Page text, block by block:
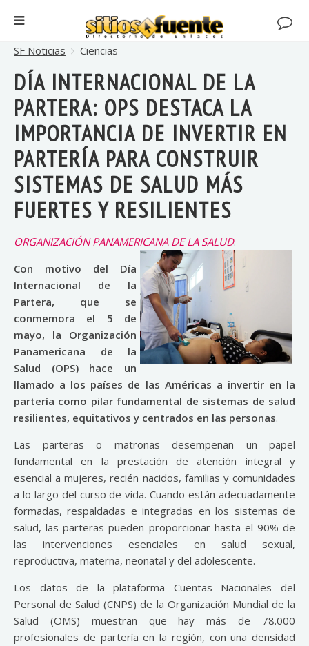
SF Noticias Ciencias
DÍA INTERNACIONAL DE LA
PARTERA: OPS DESTACA LA
IMPORTANCIA DE INVERTIR EN
PARTERÍA PARA CONSTRUIR
SISTEMAS DE SALUD MÁS
FUERTES Y RESILIENTES
ORGANIZACIÓN PANAMERICANA DE LA SALUD.
Con motivo del Día
Internacional de la
Partera, que se
conmemora el 5 de
mayo, la Organización
Panamericana de la
Salud (OPS) hace un
llamado a los países de las Américas a invertir en la
partería como pilar fundamental de sistemas de salud
resilientes, equitativos y centrados en las personas.
Las parteras o matronas desempeñan un papel
fundamental en la prestación de atención integral y
esencial a mujeres, recién nacidos, familias y comunidades
a lo largo del curso de vida. Cuando están adecuadamente
formadas, respaldadas e integradas en los sistemas de
salud, las parteras pueden proporcionar hasta el 90% de
las intervenciones esenciales en salud sexual,
reproductiva, materna, neonatal y del adolescente.
Los datos de la plataforma Cuentas Nacionales del
Personal de Salud (CNPS) de la Organización Mundial de la
Salud (OMS) muestran que hay más de 78.000
profesionales de partería en la región, con una densidad